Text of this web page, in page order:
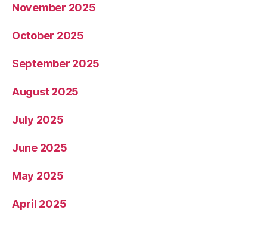
November 2025
October 2025
September 2025
August 2025
July 2025
June 2025
May 2025
April 2025